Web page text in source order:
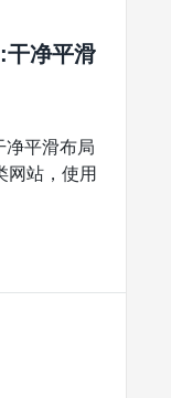
净平滑
净平滑布局
网站，使用